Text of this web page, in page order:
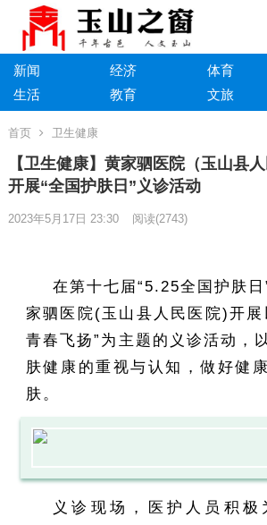
新闻 经济 体育
生活
教育 文旅
首页 卫生健康
【卫生健康】黄家驷医院（玉山县
开展“全国护肤日”义诊活动
2023年5月17日 23:30 阅读(2743)
在第十七届“5.25全国护肤
家驷医院(玉山县人民医院)开展
青春飞扬”为主题的义诊活动，
肤健康的重视与认知，做好健
肤。
义诊现场，医护人员积极